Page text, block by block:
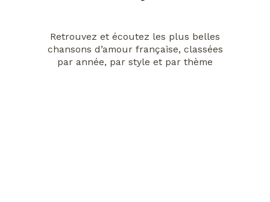
Retrouvez et écoutez les plus belles
chansons d’amour française, classées
par année, par style et par thème